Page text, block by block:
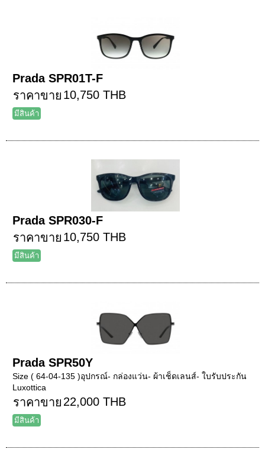
Prada SPR01T-F
ราคาขาย 10,750 THB
มีสินค้า
Prada SPR030-F
ราคาขาย 10,750 THB
มีสินค้า
Prada SPR50Y
Size ( 64-04-135 )อุปกรณ์- กล่องแว่น- ผ้าเช็ดเลนส์- ใบรับประกัน
Luxottica
ราคาขาย 22,000 THB
มีสินค้า